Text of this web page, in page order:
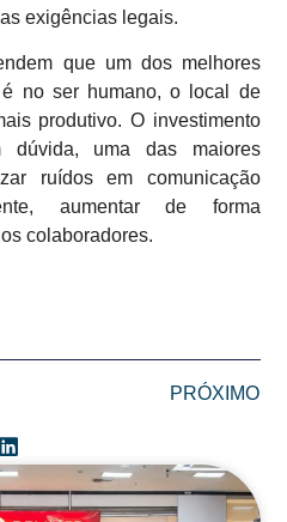
exigências legais.
que um dos melhores
no ser humano, o local de
produtivo. O investimento
dúvida, uma das maiores
ruídos em comunicação
aumentar de forma
colaboradores.
PRÓXIMO